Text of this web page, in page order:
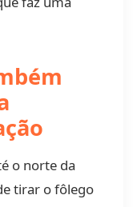
o norte da
tirar o fôlego